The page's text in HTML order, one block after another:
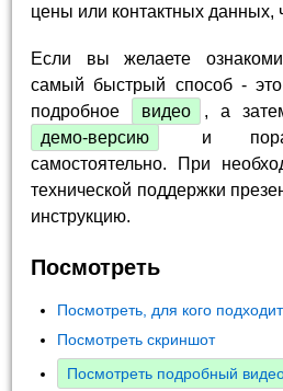
цены или контактных данных,
Если вы желаете
самый быстрый способ - это
подробное
видео
, а
демо-версию
и
самостоятельно. При
технической поддержки
инструкцию.
Посмотреть
Посмотреть, для кого
Посмотреть скриншот
Посмотреть подробный